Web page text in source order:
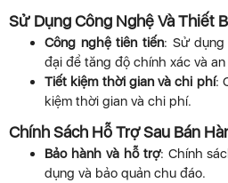
Sử Dụng Công Nghệ Và Thiết
Công nghệ tiên tiến: Sử
đại để tăng độ chính xác và an
Tiết kiệm thời gian và chi phí:
kiệm thời gian và chi phí.
Chính Sách Hỗ Trợ Sau Bán
Bảo hành và hỗ trợ: Chính
dụng và bảo quản chu đáo.